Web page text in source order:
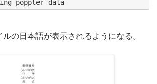
の日本語が表示されるようになる。